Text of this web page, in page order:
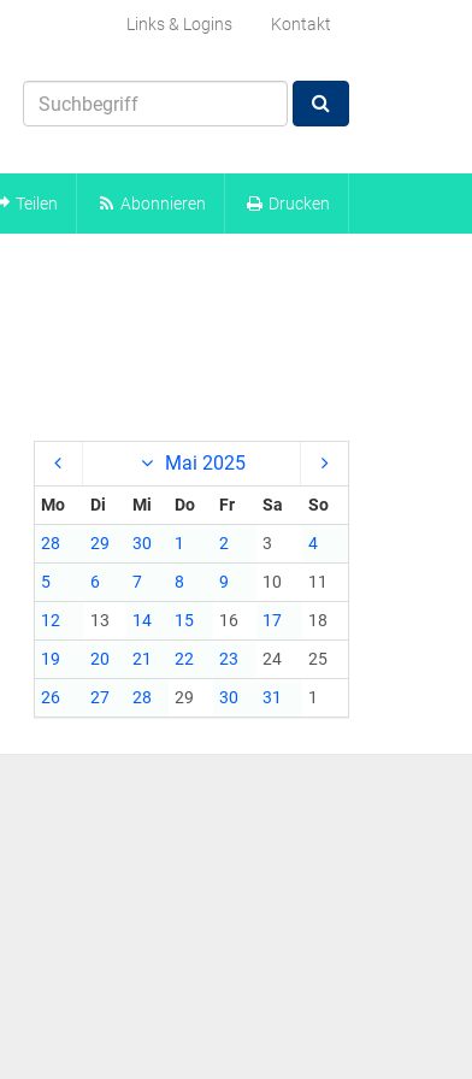
Links & Logins Kontakt
Teilen Abonnieren Drucken
Mai 2025
Mo Di Mi Do Fr Sa
So
28
29 30 1 2 3
4
5
6 7 8 9 10
11
12
13 14 15 16 17
18
19
20 21 22 23 24
25
26
27 28 29 30 31 1